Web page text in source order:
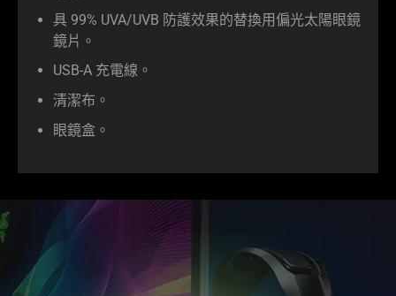
具 99% UVA/UVB 防護效果的替換用偏光太陽眼鏡
鏡片。
USB-A 充電線。
清潔布。
眼鏡盒。